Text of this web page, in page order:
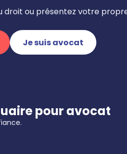
droit ou présentez votre
Je suis avocat
pour avocat